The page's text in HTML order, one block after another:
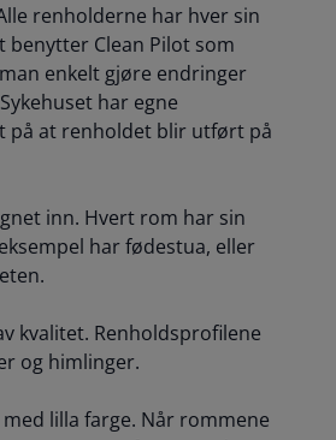
renholderne har hver sin
benytter Clean Pilot som
enkelt gjøre endringer
har egne
på at renholdet blir utført på
inn. Hvert rom har sin
har fødestua, eller
kvalitet. Renholdsprofilene
og himlinger.
lilla farge. Når rommene